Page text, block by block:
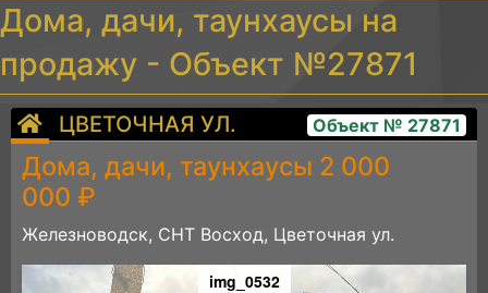
Дома, дачи, таунхаусы на
продажу - Объект №27871
ЦВЕТОЧНАЯ УЛ. Объект № 27871
Дома, дачи, таунхаусы 2 000
000 ₽
Железноводск, СНТ Восход, Цветочная ул.
img_0532